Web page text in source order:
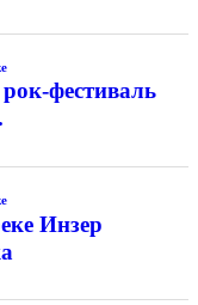
фестиваль
Инзер